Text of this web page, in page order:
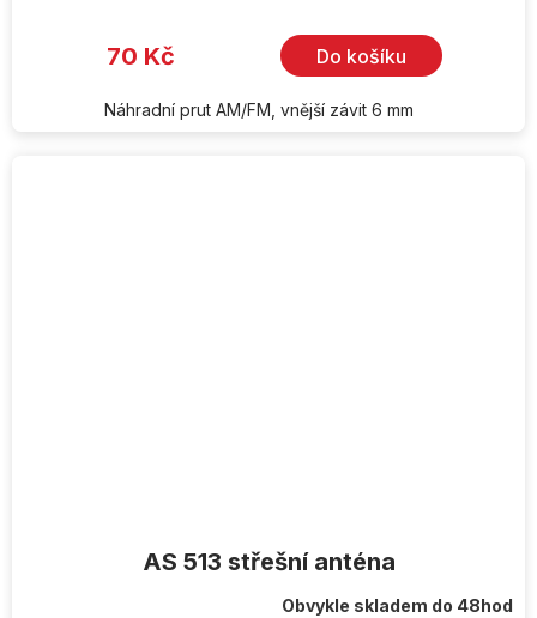
70 Kč Do košíku
Náhradní prut AM/FM, vnější závit 6 mm
AS 513 střešní anténa
Obvykle skladem do 48hod